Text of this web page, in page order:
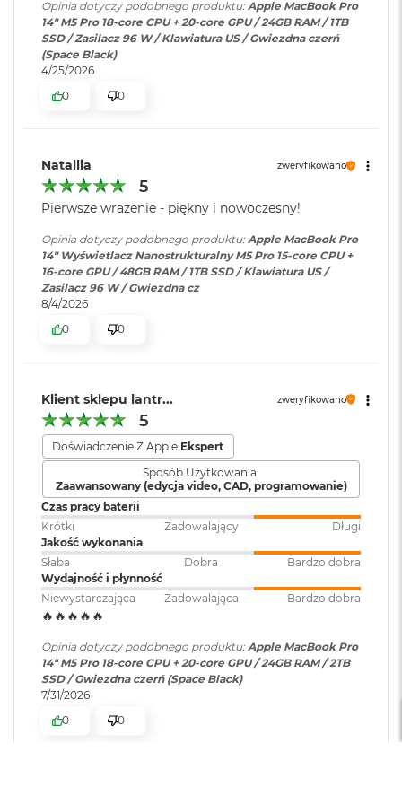
r
1
T
B
c
o
o
k
A
r
2
T
B
c
o
o
k
A
i
4
T
B
M
a
c
B
o
k
P
r
o
Częstotliwość odświeżania
Technologia ProMotion zapewniająca adaptacyjną częstotliwość
odświeżania do 120 Hz
Chip
Apple M5 Pro
Apple M5 Pro (15-rdzeniowy procesor CPU + 16-rdzeniowy
procesor GPU + Akceleratory Neural Accelerator)
307 GB/s przepustowości pamięci
Silnik multimedialny
Sprzętowa akceleracja obsługi H.264, HEVC, ProRes i ProRes RAW
Silnik dekodowania wideo
Silnik kodowania wideo
Silnik kodujący i dekodujący format ProRes
Dekoder AV1
wyświetlacza do 8K przy 60 Hz.
Odtwarzanie wideo
Odtwarzanie
dźwięku:
Obsługiwane formaty: m.in.
Dolby Digital
, Dolby Digital
Plus i Dolby Atmos
Zainstalowany
system operacyjny:
macOS
Dołączone
oprogramowanie:
macOS
Dodatkowe
informacje:
Force Touch wyczuwający siłę
otoczenia
Układ klawiatury
Materiał wykonania: Aluminium
Opinia dotyczy podobnego produktu: Apple MacBook Pro
14" M5 Pro 18-core CPU + 20-core GPU / 24GB RAM / 1TB
SSD / Zasilacz 96 W / Klawiatura US / Gwiezdna czerń
(Space Black)
4/25/2026
0
0
Natallia zweryfikowano
5
Pierwsze wrażenie - piękny i nowoczesny!
Opinia dotyczy podobnego produktu:Apple MacBook Pro
14" Wyświetlacz Nanostrukturalny M5 Pro 15-core CPU +
16-core GPU / 48GB RAM / 1TB SSD / Klawiatura US /
Zasilacz 96 W / Gwiezdna cz
8/4/2026
0
0
Klient sklepu lantr... zweryfikowano
5
Doświadczenie Z Apple:Ekspert
Sposób Użytkowania:
Zaawansowany (edycja video, CAD, programowanie)
Czas pracy baterii
Krótki
Zadowalający
Długi
Jakość wykonania
Słaba
Dobra
Bardzo dobra
Wydajność i płynność
Niewystarczająca
Zadowalająca Bardzo dobra
🔥🔥🔥🔥🔥
Opinia dotyczy podobnego produktu:Apple MacBook Pro
14" M5 Pro 18-core CPU + 20-core GPU / 24GB RAM / 2TB
SSD / Gwiezdna czerń (Space Black)
7/31/2026
0
0